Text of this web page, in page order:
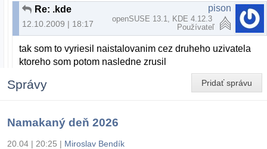
Re: .kde
12.10.2009 | 18:17
pison
openSUSE 13.1, KDE 4.12.3
Používateľ
tak som to vyriesil naistalovanim cez druheho uzivatela
ktoreho som potom nasledne zrusil
Pridať správu
Správy
Namakaný deň 2026
20.04 | 20:25 | Miroslav Bendík